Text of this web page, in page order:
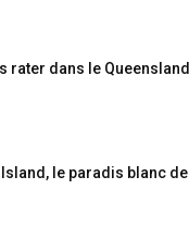
rater dans le Queensland
le paradis blanc de